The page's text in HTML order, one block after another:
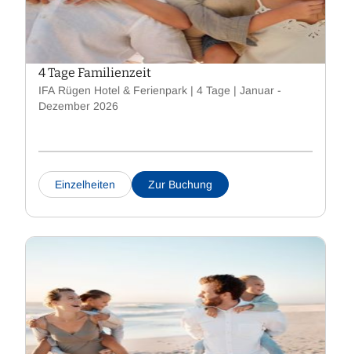
4 Tage Familienzeit
IFA Rügen Hotel & Ferienpark | 4 Tage | Januar -
Dezember 2026
Einzelheiten Zur Buchung